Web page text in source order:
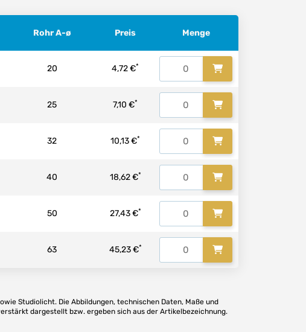
Rohr A-ø Preis Menge
20 4,72 €*
25 7,10 €*
32 10,13 €*
40 18,62 €*
50 27,43 €*
63 45,23 €*
Studiolicht. Die Abbildungen, technischen Daten, Maße und
dargestellt bzw. ergeben sich aus der Artikelbezeichnung.